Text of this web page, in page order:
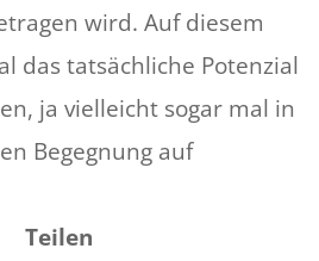
wird. Auf diesem
das tatsächliche Potenzial
ja vielleicht sogar mal in
Begegnung auf
Teilen